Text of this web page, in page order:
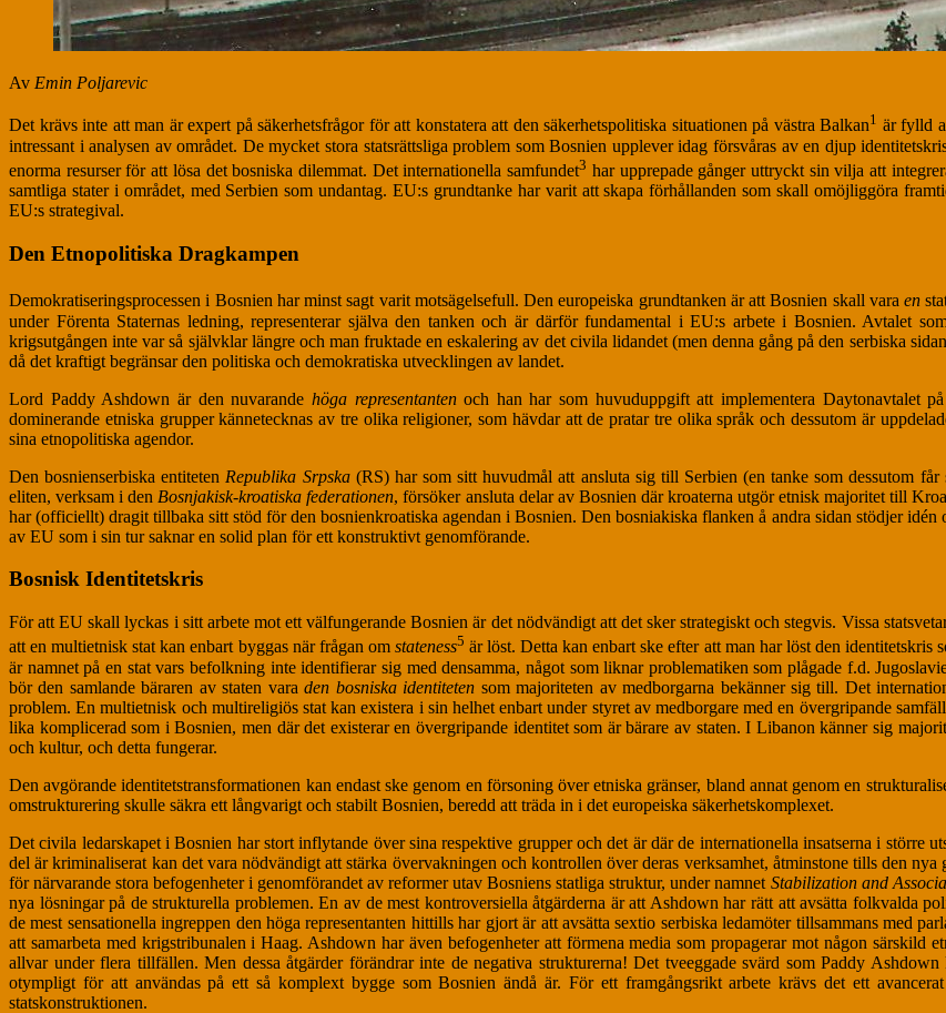
Av Emin Poljarevic
Det krävs inte att man är expert på säkerhetsfrågor för att konstatera att den säkerhetspolitiska situationen på västra Balkan1 är fylld
intressant i analysen av området. De mycket stora statsrättsliga problem som Bosnien upplever idag försvåras av en djup
enorma resurser för att lösa det bosniska dilemmat. Det internationella samfundet3 har upprepade gånger uttryckt sin vilja att
samtliga stater i området, med Serbien som undantag. EU:s grundtanke har varit att skapa förhållanden som skall omöjliggöra
EU:s strategival.
Den Etnopolitiska Dragkampen
Demokratiseringsprocessen i Bosnien har minst sagt varit motsägelsefull. Den europeiska grundtanken är att Bosnien skall vara en
under Förenta Staternas ledning, representerar själva den tanken och är därför fundamental i EU:s arbete i Bosnien. Avtalet
krigsutgången inte var så självklar längre och man fruktade en eskalering av det civila lidandet (men denna gång på den serbiska
då det kraftigt begränsar den politiska och demokratiska utvecklingen av landet.
Lord Paddy Ashdown är den nuvarande höga representantenoch han har som huvuduppgift att implementera Daytonavtalet
dominerande etniska grupper kännetecknas av tre olika religioner, som hävdar att de pratar tre olika språk och dessutom är
sina etnopolitiska agendor.
Den bosnienserbiska entiteten Republika Srpska(RS) har som sitt huvudmål att ansluta sig till Serbien (en tanke som dessutom
eliten, verksam i den Bosnjakisk-kroatiska federationen, försöker ansluta delar av Bosnien där kroaterna utgör etnisk majoritet till
har (officiellt) dragit tillbaka sitt stöd för den bosnienkroatiska agendan i Bosnien. Den bosniakiska flanken å andra sidan stödjer idén
av EU som i sin tur saknar en solid plan för ett konstruktivt genomförande.
Bosnisk Identitetskris
För att EU skall lyckas i sitt arbete mot ett välfungerande Bosnien är det nödvändigt att det sker strategiskt och stegvis. Vissa
att en multietnisk stat kan enbart byggas när frågan om stateness5 är löst. Detta kan enbart ske efter att man har löst den
är namnet på en stat vars befolkning inte identifierar sig med densamma, något som liknar problematiken som plågade f.d.
bör den samlande bäraren av staten varaden bosniska identiteten som majoriteten av medborgarna bekänner sig till. Det
problem. En multietnisk och multireligiös stat kan existera i sin helhet enbart under styret av medborgare med en övergripande
lika komplicerad som i Bosnien, men där det existerar en övergripande identitet som är bärare av staten. I Libanon känner sig
och kultur, och detta fungerar.
Den avgörande identitetstransformationen kan endast ske genom en försoning över etniska gränser, bland annat genom en
omstrukturering skulle säkra ett långvarigt och stabilt Bosnien, beredd att träda in i det europeiska säkerhetskomplexet.
Det civila ledarskapet i Bosnien har stort inflytande över sina respektive grupper och det är där de internationella insatserna i större
del är kriminaliserat kan det vara nödvändigt att stärka övervakningen och kontrollen över deras verksamhet, åtminstone tills den
för närvarande stora befogenheter i genomförandet av reformer utav Bosniens statliga struktur, under namnet Stabilization and
nya lösningar på de strukturella problemen. En av de mest kontroversiella åtgärderna är att Ashdown har rätt att avsätta folkvalda
de mest sensationella ingreppen den höga representanten hittills har gjort är att avsätta sextio serbiska ledamöter tillsammans med
att samarbeta med krigstribunalen i Haag. Ashdown har även befogenheter att förmena media som propagerar mot någon särskild
allvar under flera tillfällen. Men dessa åtgärder förändrar inte de negativa strukturerna! Det tveeggade svärd som Paddy
otympligt för att användas på ett så komplext bygge som Bosnien ändå är. För ett framgångsrikt arbete krävs det ett
statskonstruktionen.